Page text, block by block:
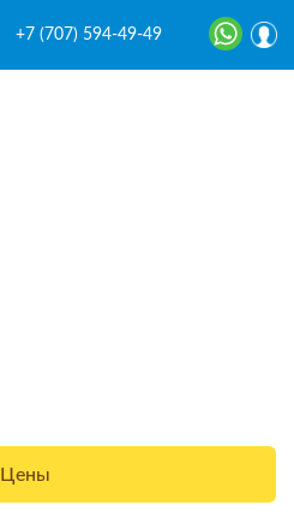
+7 (707) 594-49-49
Цены